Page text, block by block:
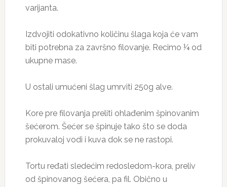
varijanta.
Izdvojiti odokativno količinu šlaga koja će vam
biti potrebna za završno filovanje. Recimo ¼ od
ukupne mase.
U ostali umućeni šlag umrviti 250g alve.
Kore pre filovanja preliti ohlađenim špinovanim
šećerom. Šećer se špinuje tako što se doda
prokuvaloj vodi i kuva dok se ne rastopi.
Tortu ređati sledećim redosledom-kora, preliv
od špinovanog šećera, pa fil. Obično u